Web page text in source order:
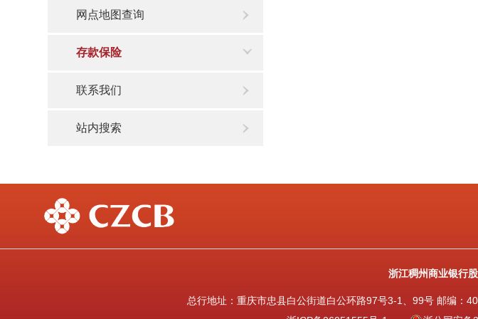
网点地图查询
存款保险
联系我们
站内搜索
浙江稠州商业银行
总行地址：重庆市忠县白公街道白公环路97号3-1、99号 邮编：